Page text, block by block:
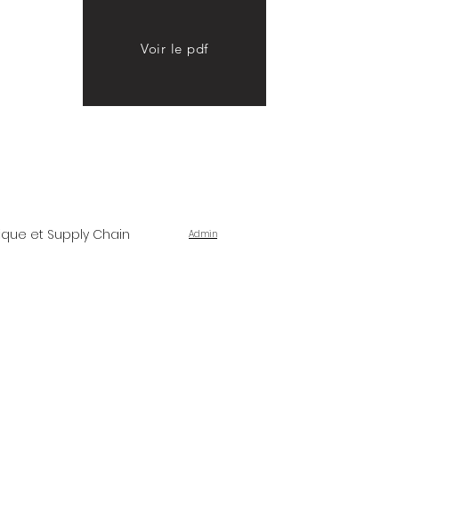
Voir le pdf
et Supply Chain
Admin